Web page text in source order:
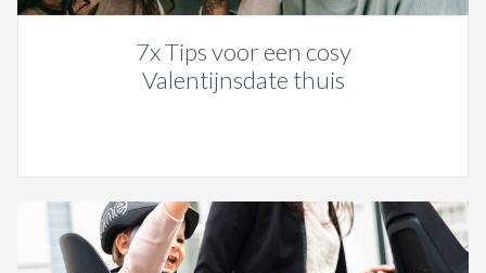
7x Tips voor een cosy
Valentijnsdate thuis